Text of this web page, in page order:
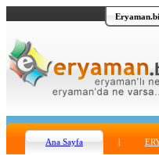
Ana Sayfa